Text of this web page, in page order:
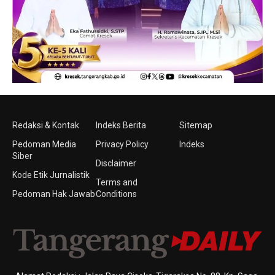
Redaksi & Kontak
Pedoman Media
Siber
Kode Etik Jurnalistik
Pedoman Hak Jawab
Indeks Berita
Privacy Policy
Disclaimer
Terms and
Conditions
Sitemap
Indeks